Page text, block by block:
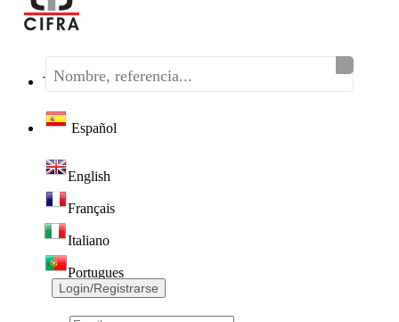
Teléfono:(+34) 968 320 046
Español
English
Français
Italiano
Portugues
Login/Registrarse